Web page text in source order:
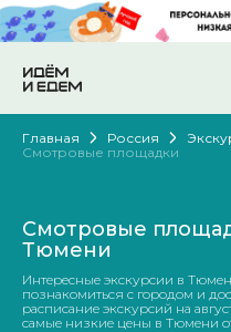
Главная Россия
Смотровые площадки
Смотровые
Тюмени
Интересные экскурсии в
познакомиться с городом и
расписание экскурсий на
самые низкие цены в Тюмени